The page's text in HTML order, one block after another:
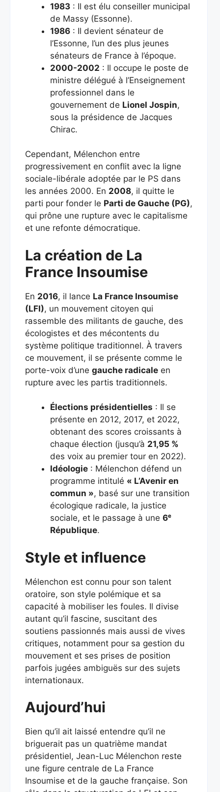
1983 : Il est élu conseiller municipal
de Massy (Essonne).
1986 : Il devient sénateur de
l’Essonne, l’un des plus jeunes
sénateurs de France à l’époque.
2000-2002 : Il occupe le poste de
ministre délégué à l’Enseignement
professionnel dans le
gouvernement de Lionel Jospin,
sous la présidence de Jacques
Chirac.
Cependant, Mélenchon entre
progressivement en conflit avec la ligne
sociale-libérale adoptée par le PS dans
les années 2000. En 2008, il quitte le
parti pour fonder le Parti de Gauche (PG),
qui prône une rupture avec le capitalisme
et une refonte démocratique.
La création de La
France Insoumise
En 2016, il lance La France Insoumise
(LFI), un mouvement citoyen qui
rassemble des militants de gauche, des
écologistes et des mécontents du
système politique traditionnel. À travers
ce mouvement, il se présente comme le
porte-voix d’une gauche radicale en
rupture avec les partis traditionnels.
Élections présidentielles : Il se
présente en 2012, 2017, et 2022,
obtenant des scores croissants à
chaque élection (jusqu’à 21,95 %
des voix au premier tour en 2022).
Idéologie : Mélenchon défend un
programme intitulé « L’Avenir en
commun », basé sur une transition
écologique radicale, la justice
sociale, et le passage à une 6ᵉ
République.
Style et influence
Mélenchon est connu pour son talent
oratoire, son style polémique et sa
capacité à mobiliser les foules. Il divise
autant qu’il fascine, suscitant des
soutiens passionnés mais aussi de vives
critiques, notamment pour sa gestion du
mouvement et ses prises de position
parfois jugées ambiguës sur des sujets
internationaux.
Aujourd’hui
Bien qu’il ait laissé entendre qu’il ne
briguerait pas un quatrième mandat
présidentiel, Jean-Luc Mélenchon reste
une figure centrale de La France
Insoumise et de la gauche française. Son